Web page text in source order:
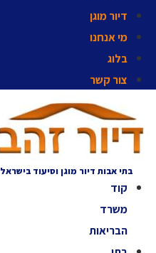
דיור מוגן
מי אנחנו
בלוג
צור קשר
בתי אבות דיור מוגן וסיעוד בישראל
קוד
משרד
הבריאות